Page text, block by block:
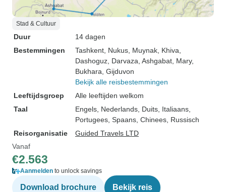
Stad & Cultuur
Duur
14 dagen
Bestemmingen
Tashkent , Nukus , Muynak , Khiva
Dashoguz , Darvaza , Ashgabat , Mary,
Bukhara , Gijduvon
Bekijk alle reisbestemmingen
Leeftijdsgroep
Alle leeftijden welkom
Taal
Engels, Nederlands, Duits, Italiaans,
Portugees, Spaans, Chinees, Russisch
Reisorganisatie
Guided Travels LTD
Vanaf
€2.563
Aanmelden to unlock savings
Download brochure Bekijk reis